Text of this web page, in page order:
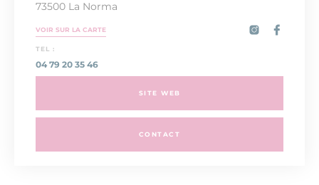
73500 La Norma
VOIR SUR LA CARTE
TEL :
04 79 20 35 46
SITE WEB
CONTACT